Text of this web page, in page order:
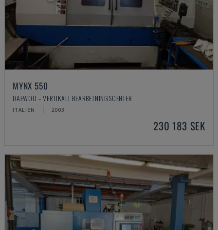
MYNX 550
DAEWOO - VERTIKALT BEARBETNINGSCENTER
ITALIEN 2003
230 183 SEK